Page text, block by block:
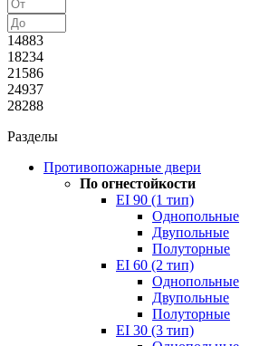
14883
18234
21586
24937
28288
Разделы
Противопожарные двери
По огнестойкости
EI 90 (1 тип)
Однопольные
Двупольные
Полуторные
EI 60 (2 тип)
Однопольные
Двупольные
Полуторные
EI 30 (3 тип)